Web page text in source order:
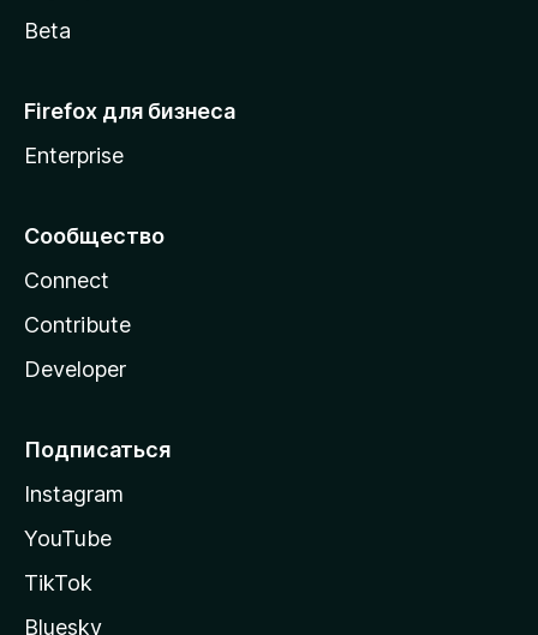
Beta
Firefox для бизнеса
Enterprise
Сообщество
Connect
Contribute
Developer
Подписаться
Instagram
YouTube
TikTok
Bluesky